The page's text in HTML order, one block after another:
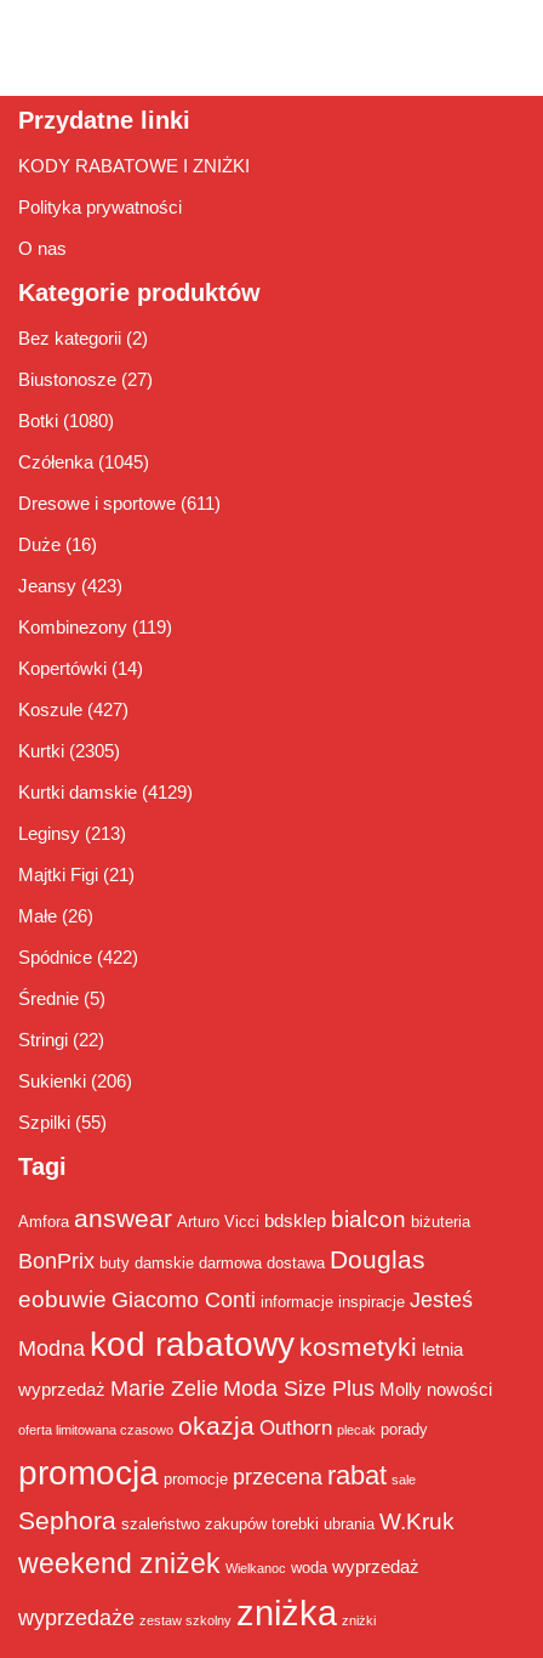
Przydatne linki
KODY RABATOWE I ZNIŻKI
Polityka prywatności
O nas
Kategorie produktów
Bez kategorii (2)
Biustonosze (27)
Botki (1080)
Czółenka (1045)
Dresowe i sportowe (611)
Duże (16)
Jeansy (423)
Kombinezony (119)
Kopertówki (14)
Koszule (427)
Kurtki (2305)
Kurtki damskie (4129)
Leginsy (213)
Majtki Figi (21)
Małe (26)
Spódnice (422)
Średnie (5)
Stringi (22)
Sukienki (206)
Szpilki (55)
Tagi
Amfora answear Arturo Vicci bdsklep bialcon biżuteria
BonPrix buty damskie darmowa dostawa Douglas
eobuwie Giacomo Conti informacje inspiracje Jesteś
Modna kod rabatowy kosmetyki letnia
wyprzedaż Marie Zelie Moda Size Plus Molly nowości
oferta limitowana czasowo okazja Outhorn plecak porady
promocja promocje przecena rabat sale
Sephora szaleństwo zakupów torebki ubrania W.Kruk
weekend zniżek Wielkanoc woda wyprzedaż
wyprzedaże zestaw szkolny zniżka zniżki